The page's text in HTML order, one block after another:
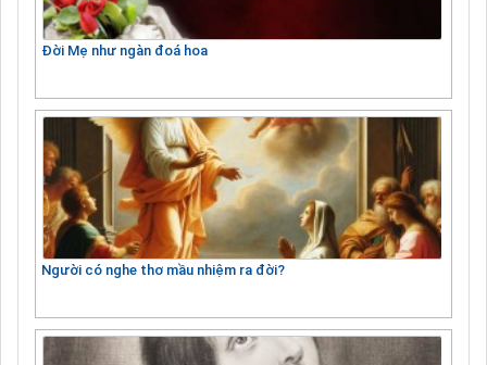
Đời Mẹ như ngàn đoá hoa
Người có nghe thơ mầu nhiệm ra đời?